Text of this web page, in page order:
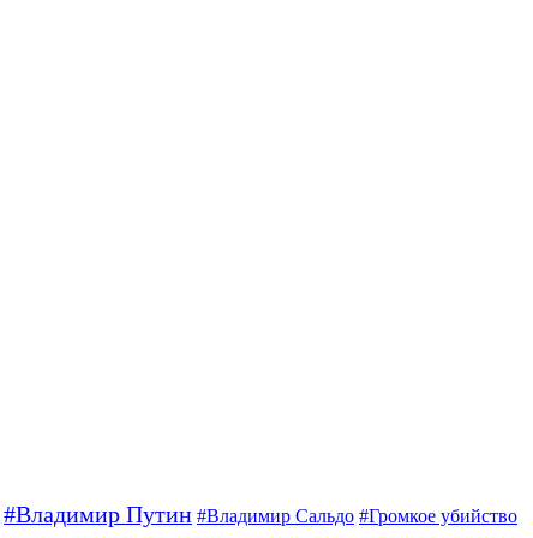
#Владимир Путин #Владимир Сальдо #Громкое убийство